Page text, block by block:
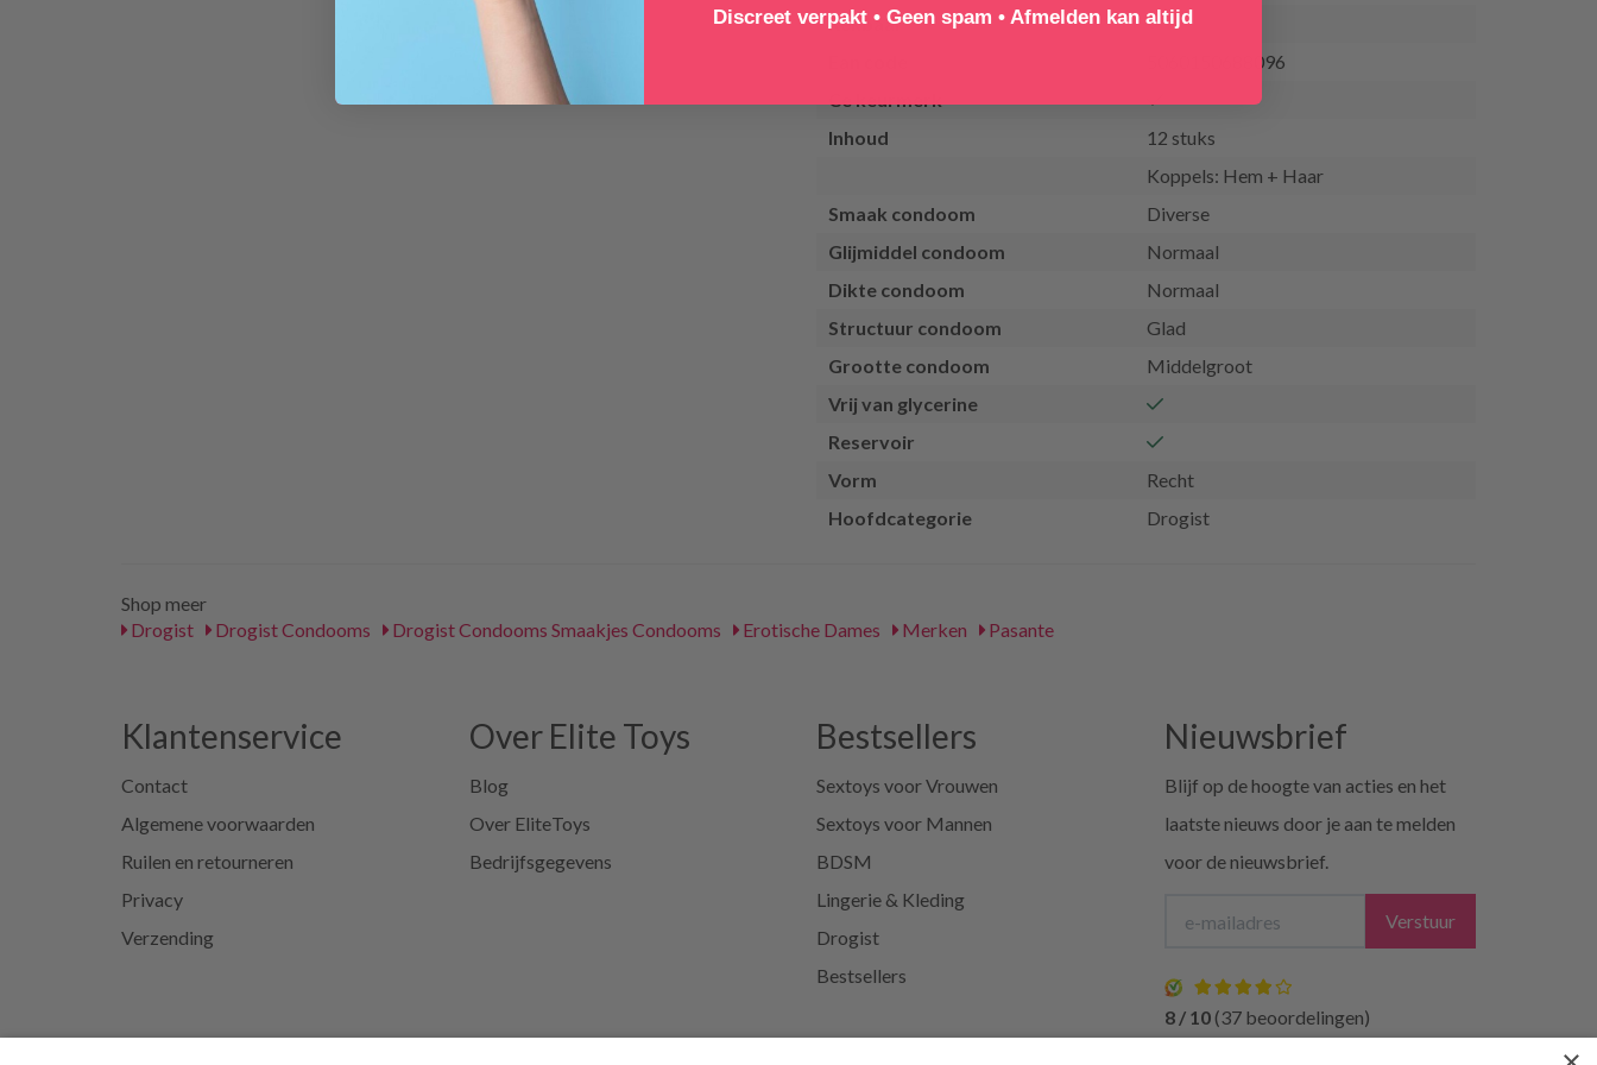
Rekbaar
5060150688096
Ce keurmerk
Inhoud
12 stuks
Koppels: Hem + Haar
Smaak condoom
Diverse
Glijmiddel condoom
Normaal
Dikte condoom
Normaal
Structuur condoom
Glad
Grootte condoom
Middelgroot
Vrij van glycerine
Reservoir
Vorm
Recht
Hoofdcategorie
Drogist
Shop meer
Drogist
Drogist Condooms Drogist Condooms Smaakjes Condooms Erotische Dames Merken Pasante
Klantenservice
Contact
Algemene voorwaarden
Ruilen en retourneren
Privacy
Verzending
Over Elite Toys
Blog
Over EliteToys
Bedrijfsgegevens
Bestsellers
Sextoys voor Vrouwen
Sextoys voor Mannen
BDSM
Lingerie & Kleding
Drogist
Bestsellers
Nieuwsbrief
Blijf op de hoogte van acties en het
laatste nieuws door je aan te melden
voor de nieuwsbrief.
Verstuur
8 / 10(37 beoordelingen)
Discreet verpakt • Geen spam • Afmelden kan altijd